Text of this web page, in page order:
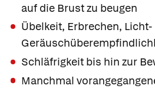
auf die Brust zu beugen
Übelkeit, Erbrechen, Licht-
Schläfrigkeit bis hin zur
Manchmal